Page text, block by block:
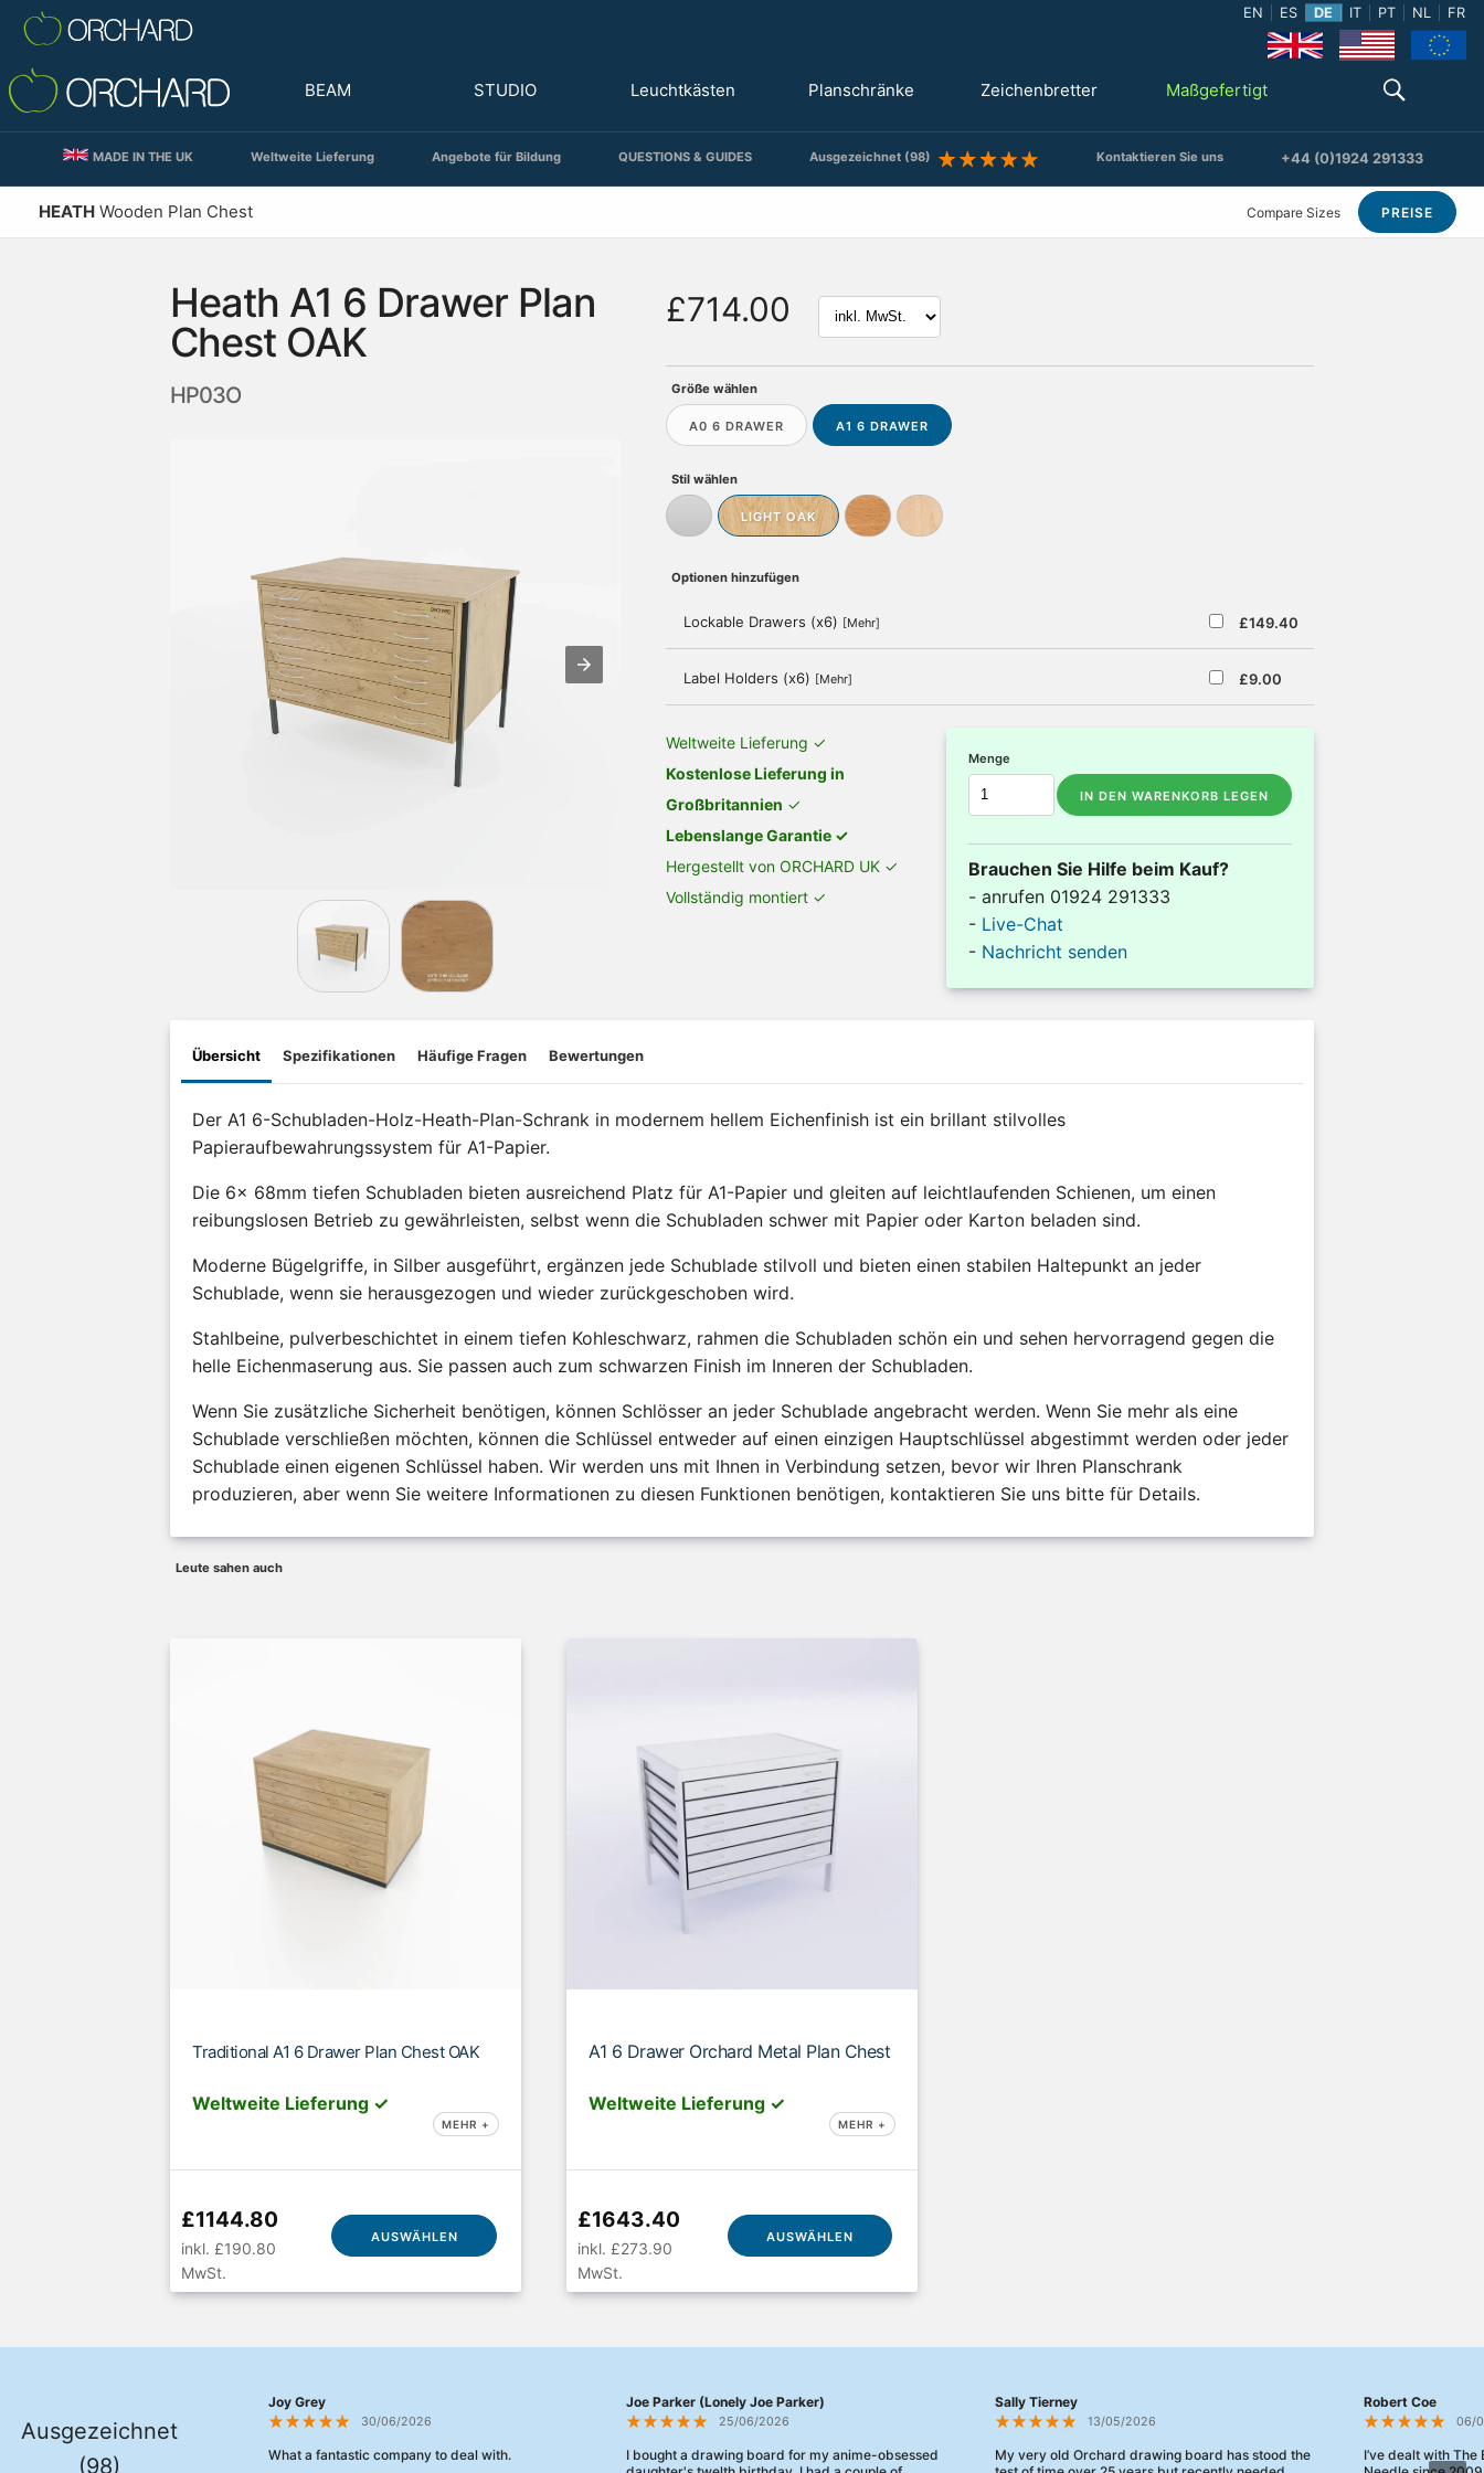
EN ES DE IT PT NL FR
BEAM STUDIO Leuchtkästen Planschränke Zeichenbretter Maßgefertigt
MADE IN THE UK Weltweite Lieferung Angebote für Bildung QUESTIONS & GUIDES Ausgezeichnet (98) Kontaktieren Sie uns +44 (0)1924 291333
HEATH Wooden Plan Chest Compare Sizes PREISE
Heath A1 6 Drawer Plan
Chest OAK
HP03O
£714.00
Größe wählen
A0 6 DRAWER A1 6 DRAWER
Stil wählen
LIGHT OAK
Optionen hinzufügen
£149.40
Lockable Drawers (x6) [Mehr]
£9.00
Label Holders (x6) [Mehr]
Weltweite Lieferung ✓
Kostenlose Lieferung in
Großbritannien ✓
Lebenslange Garantie ✓
Hergestellt von ORCHARD UK ✓
Vollständig montiert ✓
Menge
IN DEN WARENKORB LEGEN
Brauchen Sie Hilfe beim Kauf?
- anrufen 01924 291333
- Live-Chat
- Nachricht senden
Übersicht Spezifikationen Häufige Fragen Bewertungen
Der A1 6-Schubladen-Holz-Heath-Plan-Schrank in modernem hellem Eichenfinish ist ein brillant stilvolles
Papieraufbewahrungssystem für A1-Papier.
Die 6x 68mm tiefen Schubladen bieten ausreichend Platz für A1-Papier und gleiten auf leichtlaufenden Schienen, um einen
reibungslosen Betrieb zu gewährleisten, selbst wenn die Schubladen schwer mit Papier oder Karton beladen sind.
Moderne Bügelgriffe, in Silber ausgeführt, ergänzen jede Schublade stilvoll und bieten einen stabilen Haltepunkt an jeder
Schublade, wenn sie herausgezogen und wieder zurückgeschoben wird.
Stahlbeine, pulverbeschichtet in einem tiefen Kohleschwarz, rahmen die Schubladen schön ein und sehen hervorragend gegen die
helle Eichenmaserung aus. Sie passen auch zum schwarzen Finish im Inneren der Schubladen.
Wenn Sie zusätzliche Sicherheit benötigen, können Schlösser an jeder Schublade angebracht werden. Wenn Sie mehr als eine
Schublade verschließen möchten, können die Schlüssel entweder auf einen einzigen Hauptschlüssel abgestimmt werden oder jeder
Schublade einen eigenen Schlüssel haben. Wir werden uns mit Ihnen in Verbindung setzen, bevor wir Ihren Planschrank
produzieren, aber wenn Sie weitere Informationen zu diesen Funktionen benötigen, kontaktieren Sie uns bitte für Details.
Leute sahen auch
Traditional A1 6 Drawer Plan Chest OAK
Weltweite Lieferung ✓
MEHR +
£1144.80
inkl. £190.80
MwSt.
AUSWÄHLEN
A1 6 Drawer Orchard Metal Plan Chest
Weltweite Lieferung ✓
MEHR +
£1643.40
inkl. £273.90
MwSt.
AUSWÄHLEN
Ausgezeichnet
(98)
Joy Grey
30/06/2026
What a fantastic company to deal with.
Joe Parker (Lonely Joe Parker)
25/06/2026
I bought a drawing board for my anime-obsessed
Sally Tierney
13/05/2026
My very old Orchard drawing board has stood the
Robert Coe
06/
I’ve dealt with